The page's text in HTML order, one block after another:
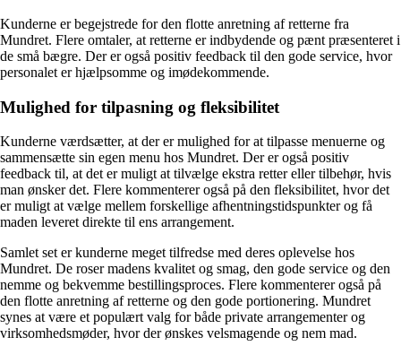
Kunderne er begejstrede for den flotte anretning af retterne fra
Mundret. Flere omtaler, at retterne er indbydende og pænt præsenteret i
de små bægre. Der er også positiv feedback til den gode service, hvor
personalet er hjælpsomme og imødekommende.
Mulighed for tilpasning og fleksibilitet
Kunderne værdsætter, at der er mulighed for at tilpasse menuerne og
sammensætte sin egen menu hos Mundret. Der er også positiv
feedback til, at det er muligt at tilvælge ekstra retter eller tilbehør, hvis
man ønsker det. Flere kommenterer også på den fleksibilitet, hvor det
er muligt at vælge mellem forskellige afhentningstidspunkter og få
maden leveret direkte til ens arrangement.
Samlet set er kunderne meget tilfredse med deres oplevelse hos
Mundret. De roser madens kvalitet og smag, den gode service og den
nemme og bekvemme bestillingsproces. Flere kommenterer også på
den flotte anretning af retterne og den gode portionering. Mundret
synes at være et populært valg for både private arrangementer og
virksomhedsmøder, hvor der ønskes velsmagende og nem mad.